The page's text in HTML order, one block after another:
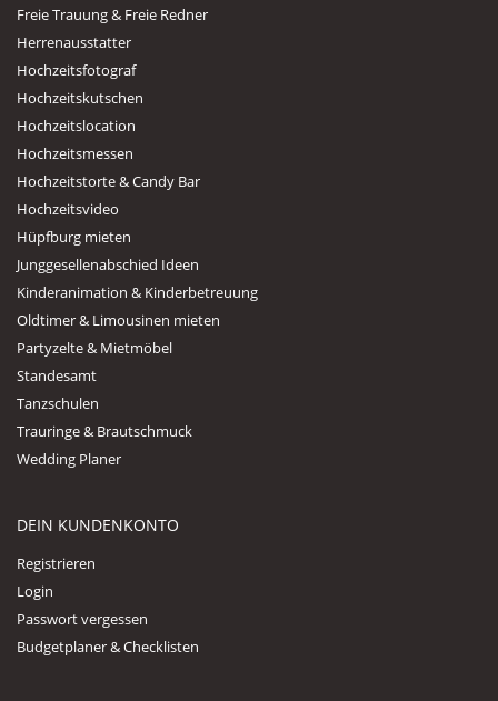
Freie Trauung & Freie Redner
Herrenausstatter
Hochzeitsfotograf
Hochzeitskutschen
Hochzeitslocation
Hochzeitsmessen
Hochzeitstorte & Candy Bar
Hochzeitsvideo
Hüpfburg mieten
Junggesellenabschied Ideen
Kinderanimation & Kinderbetreuung
Oldtimer & Limousinen mieten
Partyzelte & Mietmöbel
Standesamt
Tanzschulen
Trauringe & Brautschmuck
Wedding Planer
DEIN KUNDENKONTO
Registrieren
Login
Passwort vergessen
Budgetplaner & Checklisten